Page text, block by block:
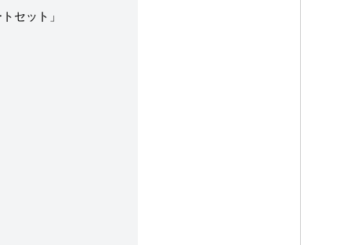
セット」